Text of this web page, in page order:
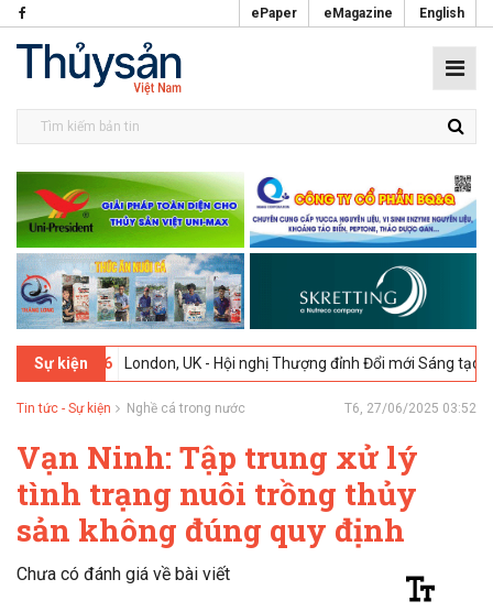
ePaper eMagazine English
Sự kiện
London, UK - Hội nghị Thượng đỉnh Đổi mới Sáng tạo trong
Tin tức - Sự kiện Nghề cá trong nước T6, 27/06/2025 03:52
Vạn Ninh: Tập trung xử lý
tình trạng nuôi trồng thủy
sản không đúng quy định
Chưa có đánh giá về bài viết